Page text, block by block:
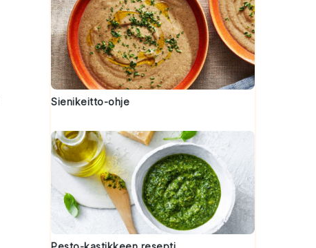
Sienikeitto-ohje